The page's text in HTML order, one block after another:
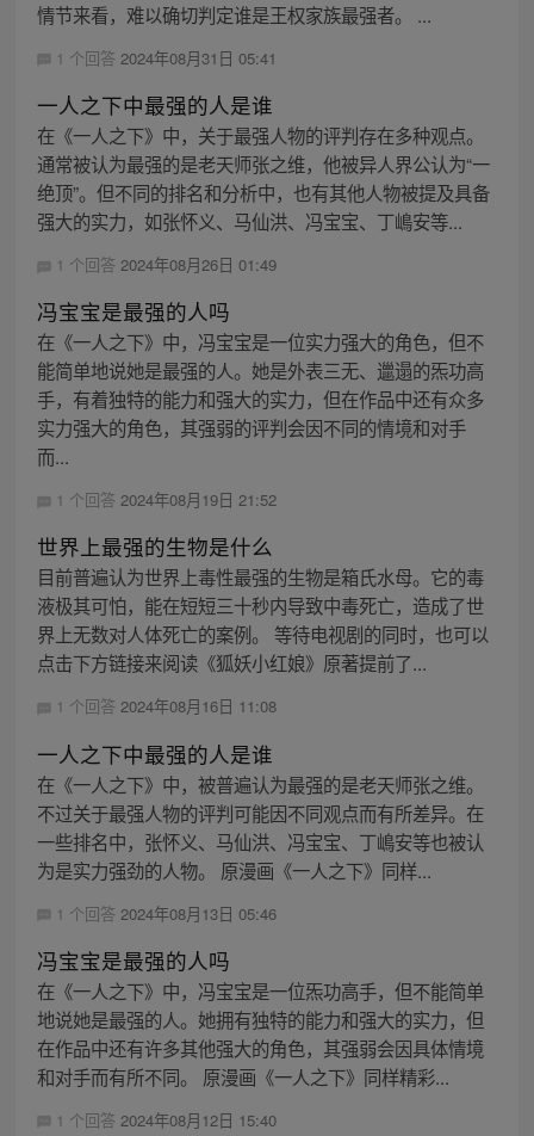
情节来看，难以确切判定谁是王权家族最强者。 ...
1 个回答 2024年08月31日 05:41
一人之下中最强的人是谁
在《一人之下》中，关于最强人物的评判存在多种观点。
通常被认为最强的是老天师张之维，他被异人界公认为“一
绝顶”。但不同的排名和分析中，也有其他人物被提及具备
强大的实力，如张怀义、马仙洪、冯宝宝、丁嶋安等...
1 个回答 2024年08月26日 01:49
冯宝宝是最强的人吗
在《一人之下》中，冯宝宝是一位实力强大的角色，但不
能简单地说她是最强的人。她是外表三无、邋遢的炁功高
手，有着独特的能力和强大的实力，但在作品中还有众多
实力强大的角色，其强弱的评判会因不同的情境和对手
而...
1 个回答 2024年08月19日 21:52
世界上最强的生物是什么
目前普遍认为世界上毒性最强的生物是箱氏水母。它的毒
液极其可怕，能在短短三十秒内导致中毒死亡，造成了世
界上无数对人体死亡的案例。 等待电视剧的同时，也可以
点击下方链接来阅读《狐妖小红娘》原著提前了...
1 个回答 2024年08月16日 11:08
一人之下中最强的人是谁
在《一人之下》中，被普遍认为最强的是老天师张之维。
不过关于最强人物的评判可能因不同观点而有所差异。在
一些排名中，张怀义、马仙洪、冯宝宝、丁嶋安等也被认
为是实力强劲的人物。 原漫画《一人之下》同样...
1 个回答 2024年08月13日 05:46
冯宝宝是最强的人吗
在《一人之下》中，冯宝宝是一位炁功高手，但不能简单
地说她是最强的人。她拥有独特的能力和强大的实力，但
在作品中还有许多其他强大的角色，其强弱会因具体情境
和对手而有所不同。 原漫画《一人之下》同样精彩...
1 个回答 2024年08月12日 15:40